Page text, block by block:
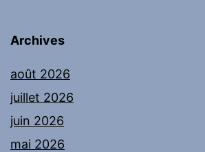
Archives
août 2026
juillet 2026
juin 2026
mai 2026